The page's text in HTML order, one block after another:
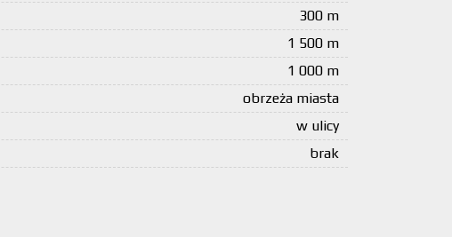
300 m
1 500 m
1 000 m
obrzeża miasta
w ulicy
brak